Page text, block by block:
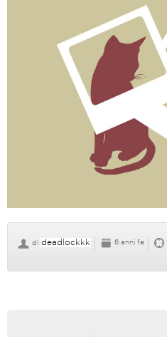
di deadlockkk 6 anni fa